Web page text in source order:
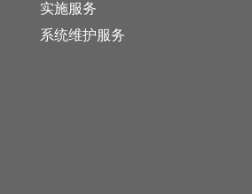
实施服务
系统维护服务